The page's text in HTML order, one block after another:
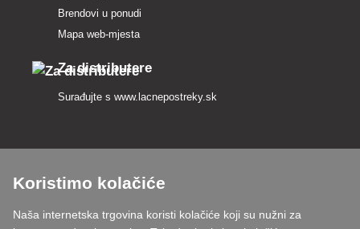
Brendovi u ponudi
Mapa web-mjesta
Za distributere
Surađujte s www.lacnepostreky.sk
Uvijek ćemo vas profesionalno savjetovati
Reklamacije obrađujemo u roku od 24 sata
Koristimo kolačiće
Naša internetska trgovina koristi kolačiće koji su nužni za